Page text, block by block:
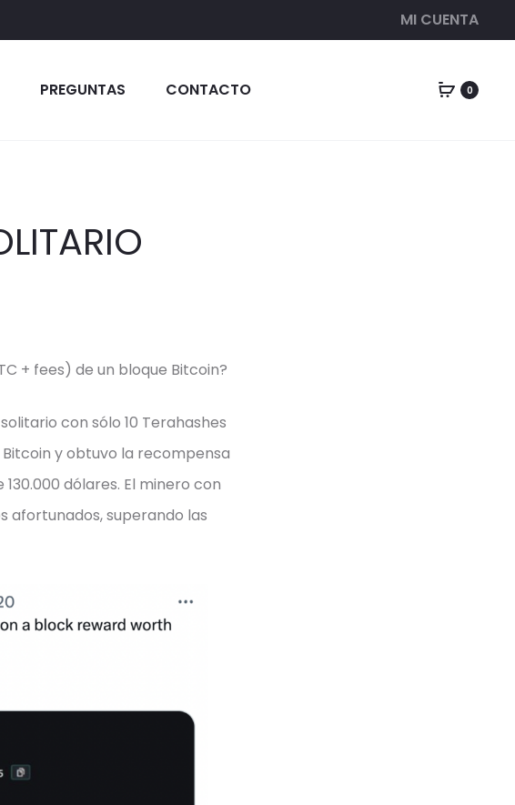
MI CUENTA
PREGUNTAS CONTACTO 0
+ fees) de un bloque Bitcoin?
con sólo 10 Terahashes
y obtuvo la recompensa
dólares. El minero con
afortunados, superando las